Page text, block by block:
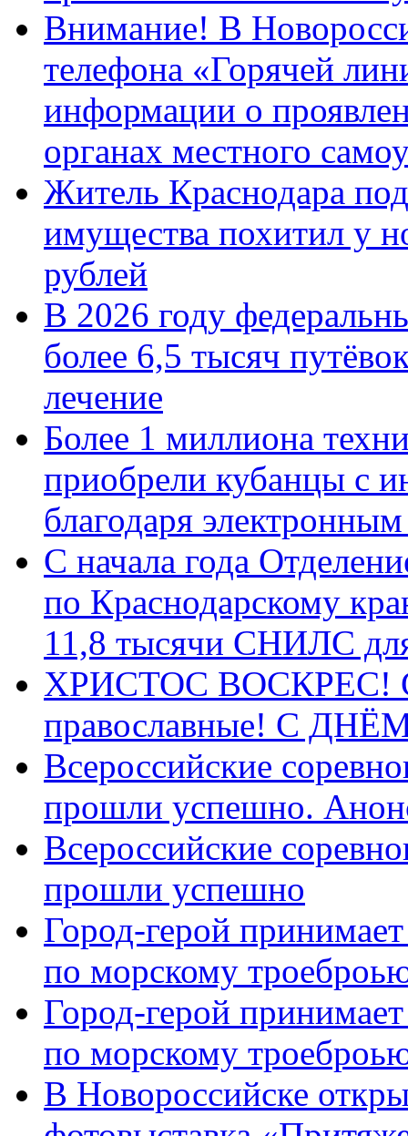
Внимание! В
телефона «Горячей
информации о
органах местного
Житель Краснодара
имущества похитил у
рублей
В 2026 году
более 6,5 тысяч
лечение
Более 1 миллиона
приобрели кубанцы с
благодаря
С начала года
по Краснодарскому
11,8 тысячи СНИЛС
ХРИСТОС ВОСКРЕС! С
православные! C
Всероссийские
прошли успешно.
Всероссийские
прошли успешно
Город-герой
по морскому
Город-герой
по морскому
В Новороссийске